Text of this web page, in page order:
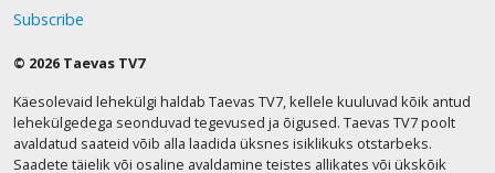
Subscribe
© 2026 Taevas TV7
Käesolevaid lehekülgi haldab Taevas TV7, kellele kuuluvad kõik antud
lehekülgedega seonduvad tegevused ja õigused. Taevas TV7 poolt
avaldatud saateid võib alla laadida üksnes isiklikuks otstarbeks.
Saadete täielik või osaline avaldamine teistes allikates või ükskõik